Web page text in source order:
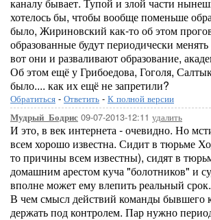
хотелось бы, чтобы вообще поменьше
было, Жириновский как-то об этом
образованные будут периодически менять
вот они и разваливают образование,
Об этом ещё у Грибоедова, Гоголя,
было.... как их ещё не запретили?
Обратиться - Ответить - К полной версии
Мудрый_Бодрис 09-07-2013-12:11 удалить
И это, в век интернета - очевидно. Но
всем хорошо известна. Сидит в тюрьме
то причины всем известны), сидят в
домашним арестом куча "болотников" и
вполне может ему влепить реальный
В чем смысл действий команды бывшего
держать под контролем. Пар нужно